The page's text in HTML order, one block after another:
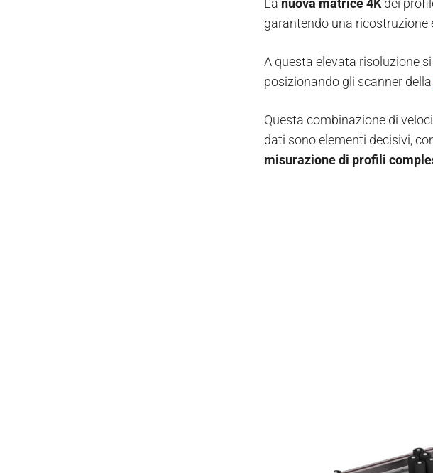
La nuova matrice 4Kdei
garantendo una
A questa elevata risoluzione
posizionando gli scanner della
Questa combinazione di
dati sono elementi decisivi,
misurazione di profili